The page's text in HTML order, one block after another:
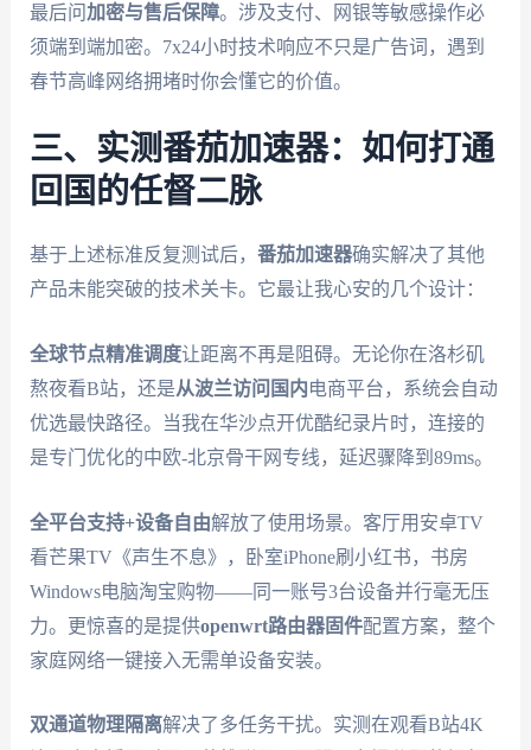
最后问 加密与售后保障。涉及支付、网银等敏感操作必
须端到端加密。7x24小时技术响应不只是广告词，遇到
春节高峰网络拥堵时你会懂它的价值。
三、实测番茄加速器：如何打通
回国的任督二脉
基于上述标准反复测试后， 番茄加速器确实解决了其他
产品未能突破的技术关卡。它最让我心安的几个设计：
全球节点精准调度让距离不再是阻碍。无论你在洛杉矶
熬夜看B站，还是从波兰访问国内电商平台，系统会自动
优选最快路径。当我在华沙点开优酷纪录片时，连接的
是专门优化的中欧-北京骨干网专线，延迟骤降到89ms。
全平台支持+设备自由解放了使用场景。客厅用安卓TV
看芒果TV《声生不息》，卧室iPhone刷小红书，书房
Windows电脑淘宝购物——同一账号3台设备并行毫无压
力。更惊喜的是提供openwrt路由器固件配置方案，整个
家庭网络一键接入无需单设备安装。
双通道物理隔离解决了多任务干扰。实测在观看B站4K